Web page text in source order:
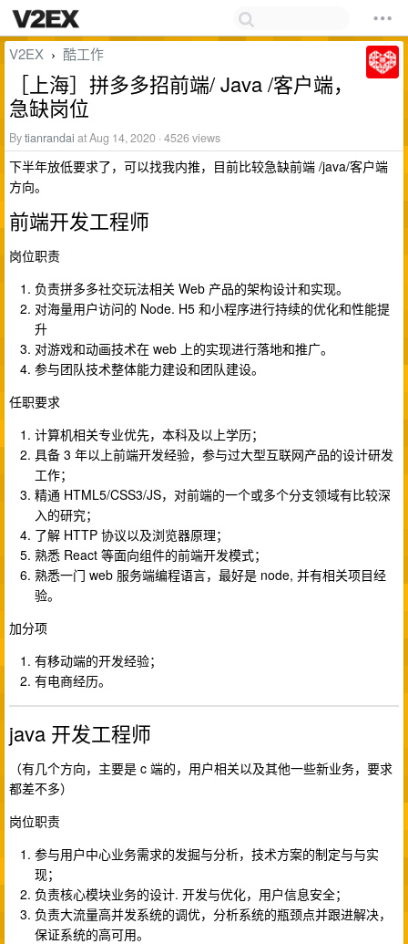
V2EX › 酷工作
［上海］拼多多招前端/ Java /客户端，
急缺岗位
Bytianrandai at Aug 14, 2020 · 4526 views
下半年放低要求了，可以找我内推，目前比较急缺前端 /java/客户端
方向。
前端开发工程师
岗位职责
负责拼多多社交玩法相关 Web 产品的架构设计和实现。
对海量用户访问的 Node. H5 和小程序进行持续的优化和性能提
升
对游戏和动画技术在 web 上的实现进行落地和推广。
参与团队技术整体能力建设和团队建设。
任职要求
计算机相关专业优先，本科及以上学历；
具备 3 年以上前端开发经验，参与过大型互联网产品的设计研发
工作；
精通 HTML5/CSS3/JS，对前端的一个或多个分支领域有比较深
入的研究；
了解 HTTP 协议以及浏览器原理；
熟悉 React 等面向组件的前端开发模式；
熟悉一门 web 服务端编程语言，最好是 node, 并有相关项目经
验。
加分项
有移动端的开发经验；
有电商经历。
java 开发工程师
（有几个方向，主要是 c 端的，用户相关以及其他一些新业务，要求
都差不多）
岗位职责
参与用户中心业务需求的发掘与分析，技术方案的制定与与实
现；
负责核心模块业务的设计. 开发与优化，用户信息安全；
负责大流量高并发系统的调优，分析系统的瓶颈点并跟进解决，
保证系统的高可用。